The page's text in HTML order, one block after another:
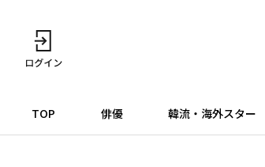
TOP 俳優 韓流・海外スター